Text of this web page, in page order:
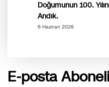
Doğumunun 100.
Andık.
6 Haziran 2026
E-posta